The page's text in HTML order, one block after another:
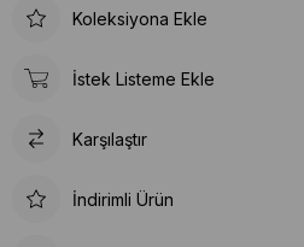
Koleksiyona Ekle
İstek Listeme Ekle
Karşılaştır
İndirimli Ürün